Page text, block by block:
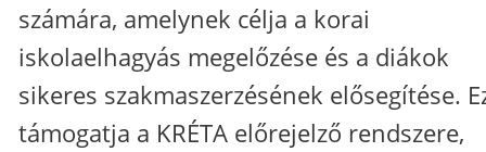
számára, amelynek célja a korai
iskolaelhagyás megelőzése és a diákok
sikeres szakmaszerzésének elősegítése.
támogatja a KRÉTA előrejelző rendszere,